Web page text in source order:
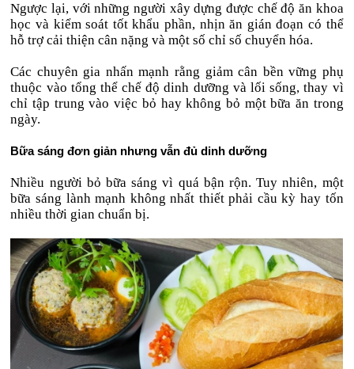
Ngược lại, với những người xây dựng được chế độ ăn khoa
học và kiểm soát tốt khẩu phần, nhịn ăn gián đoạn có thể
hỗ trợ cải thiện cân nặng và một số chỉ số chuyển hóa.
Các chuyên gia nhấn mạnh rằng giảm cân bền vững phụ
thuộc vào tổng thể chế độ dinh dưỡng và lối sống, thay vì
chỉ tập trung vào việc bỏ hay không bỏ một bữa ăn trong
ngày.
Bữa sáng đơn giản nhưng vẫn đủ dinh dưỡng
Nhiều người bỏ bữa sáng vì quá bận rộn. Tuy nhiên, một
bữa sáng lành mạnh không nhất thiết phải cầu kỳ hay tốn
nhiều thời gian chuẩn bị.